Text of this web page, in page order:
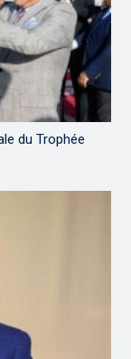
du Trophée